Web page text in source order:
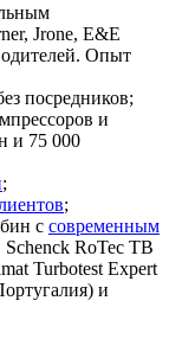
Jrone, E&E
Опыт
посредников;
и
и 75 000
;
;
с современным
RoTec TB
Turbotest Expert
и